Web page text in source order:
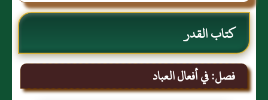
كتاب القدر
فصل: في أفعال العباد‏